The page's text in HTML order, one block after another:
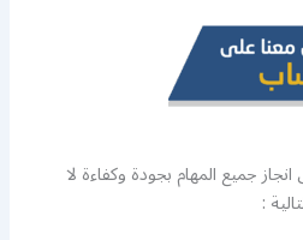
جميع المهام بجودة وكفاءة لا
: